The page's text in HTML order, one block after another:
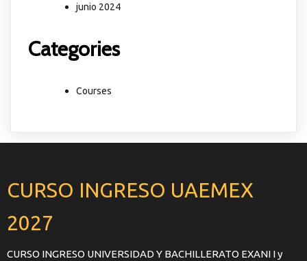
junio 2024
Categories
Courses
CURSO INGRESO UAEMEX
2027
CURSO INGRESO UNIVERSIDAD Y BACHILLERATO EXANI I y